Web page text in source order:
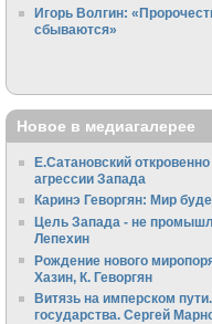
Игорь Волгин:
сбываются»
Новое в медиагалерее
Е.Сатановский
агрессии Запада
Каринэ Геворгян: Мир
Цель Запада - не
Лепехин
Рождение нового
Хазин, К. Геворгян
Витязь на имперском
государства. Сергей